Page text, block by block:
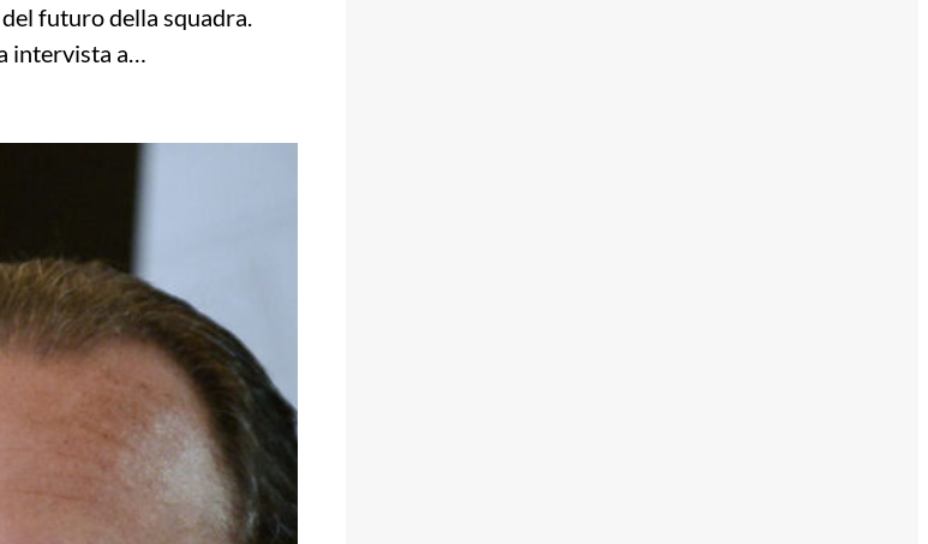
futuro della squadra.
intervista a…